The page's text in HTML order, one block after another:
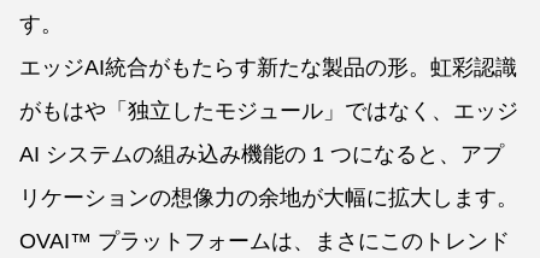
す。
エッジAI統合がもたらす新たな製品の形。虹彩認識
がもはや「独立したモジュール」ではなく、エッジ
AI システムの組み込み機能の 1 つになると、アプ
リケーションの想像力の余地が大幅に拡大します。
OVAI™ プラットフォームは、まさにこのトレンド